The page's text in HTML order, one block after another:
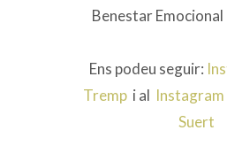
Benestar
Ens podeu seguir:
Tremp i al
Suert